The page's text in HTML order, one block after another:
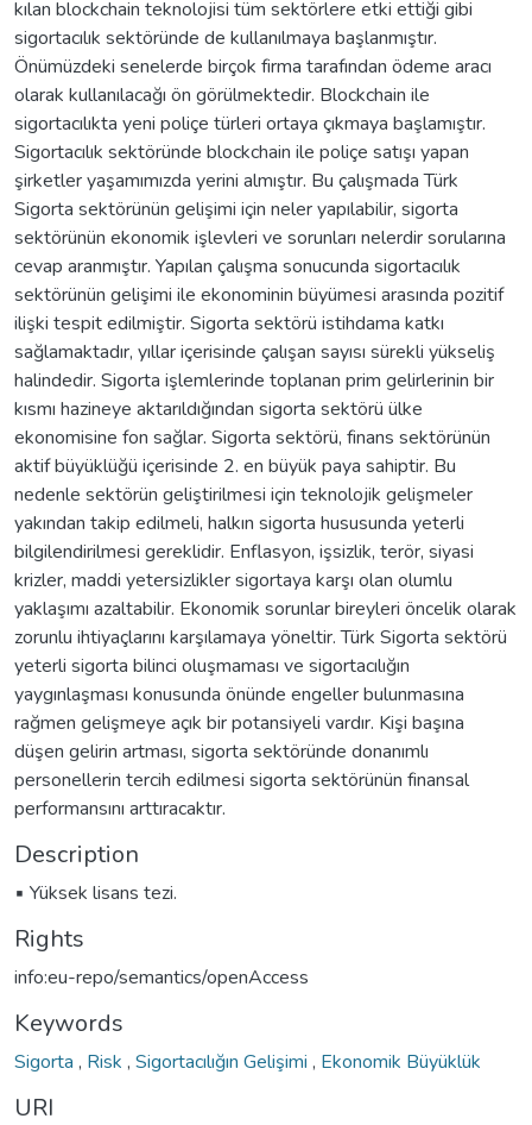
kılan blockchain teknolojisi tüm sektörlere etki ettiği gibi
sigortacılık sektöründe de kullanılmaya başlanmıştır.
Önümüzdeki senelerde birçok firma tarafından ödeme aracı
olarak kullanılacağı ön görülmektedir. Blockchain ile
sigortacılıkta yeni poliçe türleri ortaya çıkmaya başlamıştır.
Sigortacılık sektöründe blockchain ile poliçe satışı yapan
şirketler yaşamımızda yerini almıştır. Bu çalışmada Türk
Sigorta sektörünün gelişimi için neler yapılabilir, sigorta
sektörünün ekonomik işlevleri ve sorunları nelerdir sorularına
cevap aranmıştır. Yapılan çalışma sonucunda sigortacılık
sektörünün gelişimi ile ekonominin büyümesi arasında pozitif
ilişki tespit edilmiştir. Sigorta sektörü istihdama katkı
sağlamaktadır, yıllar içerisinde çalışan sayısı sürekli yükseliş
halindedir. Sigorta işlemlerinde toplanan prim gelirlerinin bir
kısmı hazineye aktarıldığından sigorta sektörü ülke
ekonomisine fon sağlar. Sigorta sektörü, finans sektörünün
aktif büyüklüğü içerisinde 2. en büyük paya sahiptir. Bu
nedenle sektörün geliştirilmesi için teknolojik gelişmeler
yakından takip edilmeli, halkın sigorta hususunda yeterli
bilgilendirilmesi gereklidir. Enflasyon, işsizlik, terör, siyasi
krizler, maddi yetersizlikler sigortaya karşı olan olumlu
yaklaşımı azaltabilir. Ekonomik sorunlar bireyleri öncelik olarak
zorunlu ihtiyaçlarını karşılamaya yöneltir. Türk Sigorta sektörü
yeterli sigorta bilinci oluşmaması ve sigortacılığın
yaygınlaşması konusunda önünde engeller bulunmasına
rağmen gelişmeye açık bir potansiyeli vardır. Kişi başına
düşen gelirin artması, sigorta sektöründe donanımlı
personellerin tercih edilmesi sigorta sektörünün finansal
performansını arttıracaktır.
Description
▪ Yüksek lisans tezi.
Rights
info:eu-repo/semantics/openAccess
Keywords
Sigorta , Risk , Sigortacılığın Gelişimi , Ekonomik Büyüklük
URI